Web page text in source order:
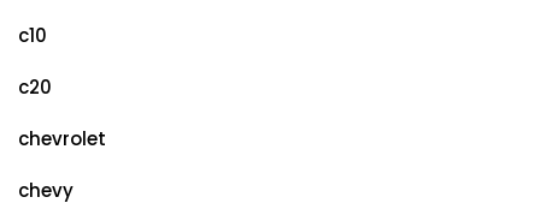
c10
c20
chevrolet
chevy